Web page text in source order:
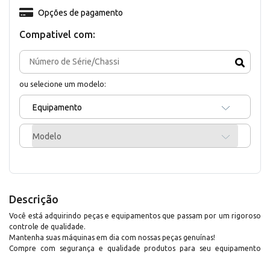
Compativel com:
ou selecione um modelo:
Equipamento
Modelo
Opções de pagamento
Descrição
Você está adquirindo peças e equipamentos que passam por um rigoroso
controle de qualidade.
Mantenha suas máquinas em dia com nossas peças genuínas!
Compre com segurança e qualidade produtos para seu equipamento